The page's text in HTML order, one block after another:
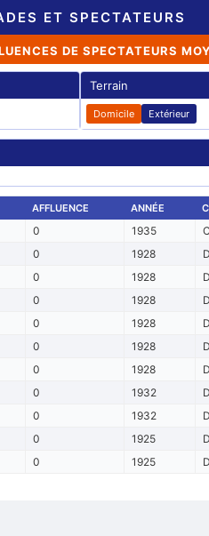
ET SPECTATEURS
DE SPECTATEURS
Terrain
Domicile Extérieur
AFFLUENCE ANNÉE
0 1935
0 1928
0 1928
0 1928
0 1928
0 1928
0 1928
0 1932
0 1932
0 1925
0 1925